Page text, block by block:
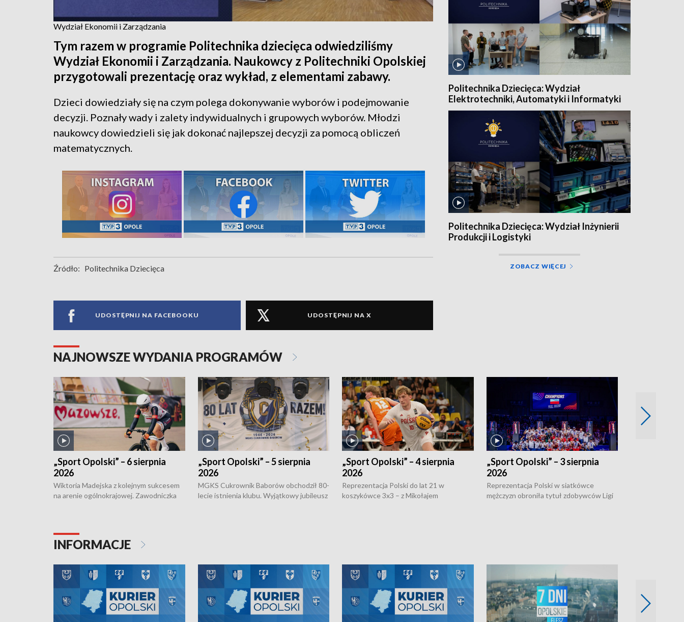
Wydział Ekonomii i Zarządzania
Tym razem w programie Politechnika dziecięca odwiedziliśmy
Wydział Ekonomii i Zarządzania. Naukowcy z Politechniki Opolskiej
przygotowali prezentację oraz wykład, z elementami zabawy.
Dzieci dowiedziały się na czym polega dokonywanie wyborów i podejmowanie
decyzji. Poznały wady i zalety indywidualnych i grupowych wyborów. Młodzi
naukowcy dowiedzieli się jak dokonać najlepszej decyzji za pomocą obliczeń
matematycznych.
Źródło: Politechnika Dziecięca
UDOSTĘPNIJ NA FACEBOOKU UDOSTĘPNIJ NA X
Politechnika Dziecięca: Wydział
Elektrotechniki, Automatyki i Informatyki
Politechnika Dziecięca: Wydział Inżynierii
Produkcji i Logistyki
ZOBACZ WIĘCEJ
NAJNOWSZE WYDANIA PROGRAMÓW
„Sport Opolski” – 6 sierpnia
2026
Wiktoria Madejska z kolejnym sukcesem
na arenie ogólnokrajowej. Zawodniczka
torowym.
„Sport Opolski” – 5 sierpnia
2026
MGKS Cukrownik Baborów obchodził 80-
lecie istnienia klubu. Wyjątkowy jubileusz
„Sport Opolski” – 4 sierpnia
2026
Reprezentacja Polski do lat 21 w
koszykówce 3x3 – z Mikołajem
„Sport Opolski” – 3 sierpnia
2026
Reprezentacja Polski w siatkówce
mężczyzn obroniła tytuł zdobywców Ligi
INFORMACJE